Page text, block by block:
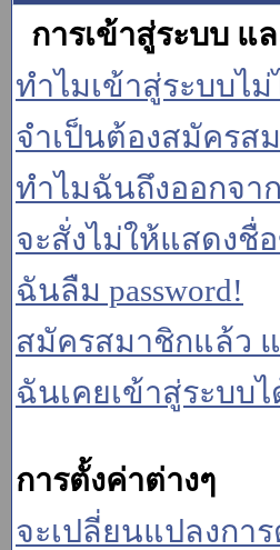
การเข้าสู่ระบบ แ
ทำไมเข้าสู่ระบบไม่
จำเป็นต้องสมัครส
ทำไมฉันถึงออกจา
จะสั่งไม่ให้แสดงชื่
ฉันลืม password!
สมัครสมาชิกแล้ว
ฉันเคยเข้าสู่ระบบ
การตั้งค่าต่างๆ
จะเปลี่ยนแปลงกา